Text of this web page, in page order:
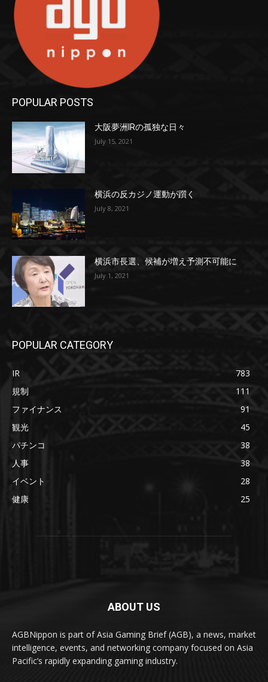
POPULAR POSTS
大阪夢洲IRの孤独な日々
July 15, 2021
横浜の反カジノ運動が躓く
July 8, 2021
横浜市長選、候補が増え予測不可能に
July 1, 2021
POPULAR CATEGORY
IR
783
規制
111
ファイナンス
91
観光
45
パチンコ
38
人事
38
イベント
28
健康
25
ABOUT US
AGBNippon is part of Asia Gaming Brief (AGB), a news, market
intelligence, events, and networking company focused on Asia
Pacific’s rapidly expanding gaming industry.